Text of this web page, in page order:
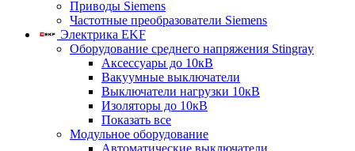
Приводы Siemens
Частотные преобразователи Siemens
Электрика EKF
Оборудование среднего напряжения Stingray
Аксессуары до 10кВ
Вакуумные выключатели
Выключатели нагрузки 10кВ
Изоляторы до 10кВ
Показать все
Модульное оборудование
Автоматические выключатели